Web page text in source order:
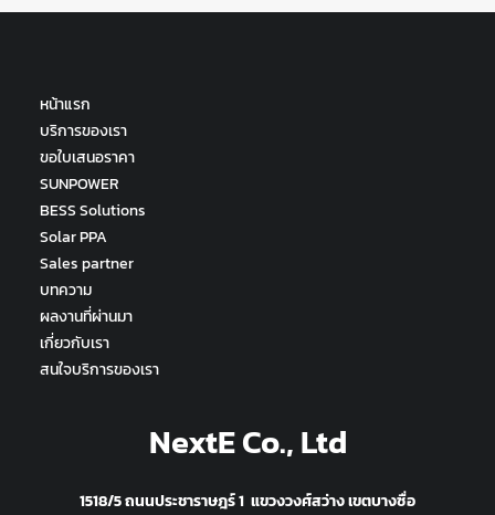
หน้าแรก
บริการของเรา
ขอใบเสนอราคา
SUNPOWER
BESS Solutions
Solar PPA
Sales partner
บทความ
ผลงานที่ผ่านมา
เกี่ยวกับเรา
สนใจบริการของเรา
NextE Co., Ltd
1518/5 ถนนประชาราษฎร์ 1 แขวงวงศ์สว่าง เขตบางซื่อ